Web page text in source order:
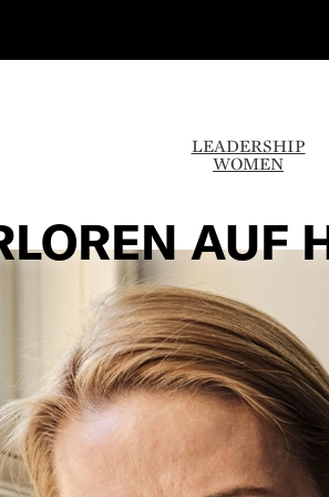
LEADERSHIP
WOMEN
AUF